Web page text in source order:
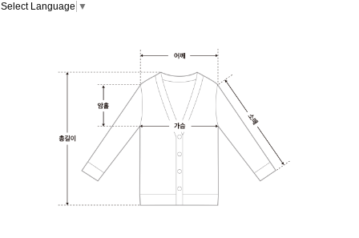
Select Language ▼